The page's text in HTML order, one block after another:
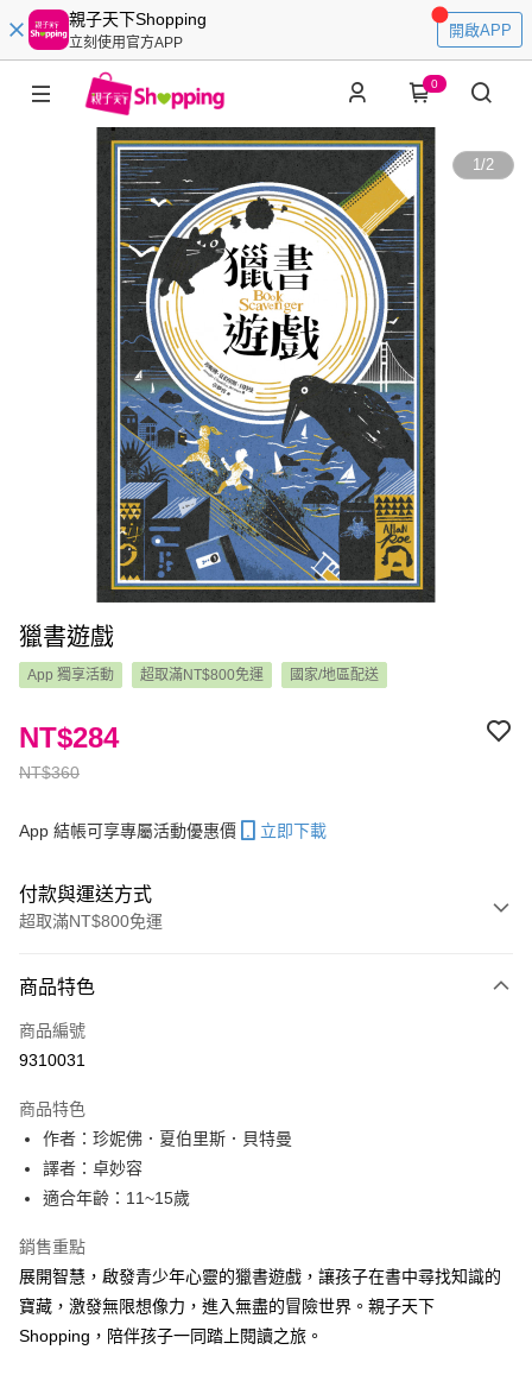
親子天下Shopping
立刻使用官方APP
開啟APP
0
1/2
獵書遊戲
App 獨享活動 超取滿NT$800免運 國家/地區配送
NT$360
NT$284
App 結帳可享專屬活動優惠價 立即下載
付款與運送方式
超取滿NT$800免運
信用卡一次付款
LINE Pay
大哥付你分期
相關說明
【大哥付你分期使用說明】
1.本服務由台灣大哥大提供，台灣大哥大用戶可立即使用無須另外申請。
流程，驗證手機門號後，選擇欲分期的期數、繳款截止日，確認付款後即完
成交易。
3.實際核准額度、可分期數及費用金額請依後續交易確認頁面所載為準。
4.訂單成立30分鐘內，如未前往確認交易或遇審核未通過，訂單將自動取
消。如遇「轉專審核」未通過狀況，表示未達大哥付你分期系統評分，恕無
AFTEE先享後付
相關說明
AFTEE先享後付是「在收到商品之後才付款」的支付方式。 讓您購物簡單
便利好安心！
１．簡單：不需註冊會員、不需綁卡、不需儲值。
２．便利：只要手機號碼，簡訊認證，即可結帳。
ATM付款
運送方式
商品特色
商品編號
9310031
商品特色
作者：珍妮佛．夏伯里斯．貝特曼
譯者：卓妙容
適合年齡：11~15歲
銷售重點
展開智慧，啟發青少年心靈的獵書遊戲，讓孩子在書中尋找知識的
寶藏，激發無限想像力，進入無盡的冒險世界。親子天下
Shopping，陪伴孩子一同踏上閱讀之旅。